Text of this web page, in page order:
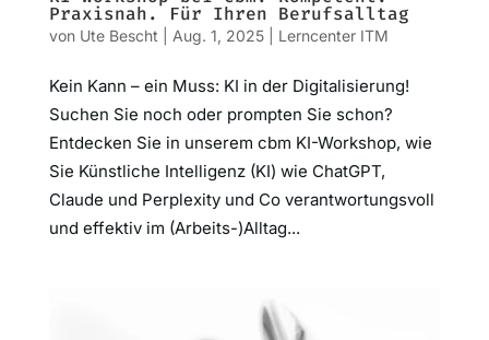
Praxisnah. Für Ihren Berufsalltag
von Ute Bescht Aug. 1, 2025| Lerncenter ITM
Kein Kann – ein Muss: KI in der Digitalisierung!
Suchen Sie noch oder prompten Sie schon?
Entdecken Sie in unserem cbm KI-Workshop, wie
Sie Künstliche Intelligenz (KI) wie ChatGPT,
Claude und Perplexity und Co verantwortungsvoll
und effektiv im (Arbeits-)Alltag...